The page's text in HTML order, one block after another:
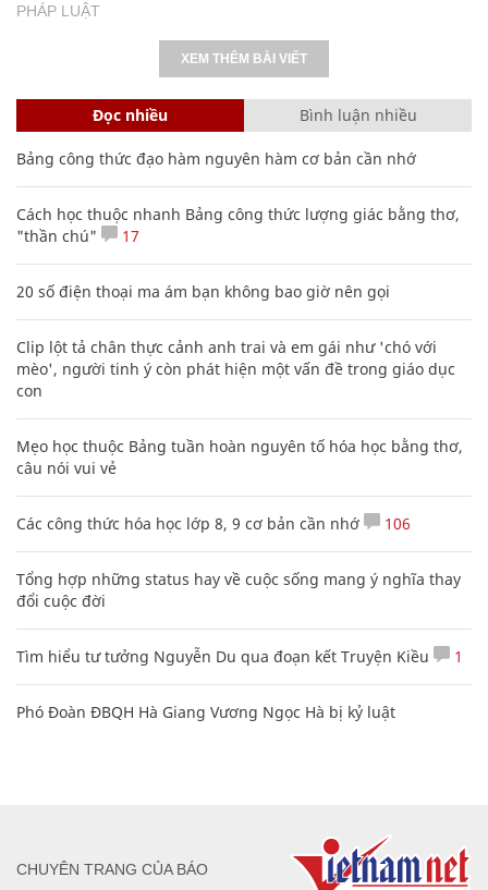
PHÁP LUẬT
XEM THÊM BÀI VIẾT
Đọc nhiều Bình luận nhiều
Bảng công thức đạo hàm nguyên hàm cơ bản cần nhớ
Cách học thuộc nhanh Bảng công thức lượng giác bằng thơ,
"thần chú"
17
20 số điện thoại ma ám bạn không bao giờ nên gọi
Clip lột tả chân thực cảnh anh trai và em gái như 'chó với
mèo', người tinh ý còn phát hiện một vấn đề trong giáo dục
con
Mẹo học thuộc Bảng tuần hoàn nguyên tố hóa học bằng thơ,
câu nói vui vẻ
Các công thức hóa học lớp 8, 9 cơ bản cần nhớ 106
Tổng hợp những status hay về cuộc sống mang ý nghĩa thay
đổi cuộc đời
Tìm hiểu tư tưởng Nguyễn Du qua đoạn kết Truyện Kiều 1
Phó Đoàn ĐBQH Hà Giang Vương Ngọc Hà bị kỷ luật
CHUYÊN TRANG CỦA BÁO